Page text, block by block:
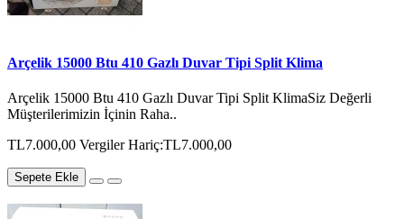
Arçelik 15000 Btu 410 Gazlı Duvar Tipi Split Klima
Arçelik 15000 Btu 410 Gazlı Duvar Tipi Split KlimaSiz Değerli
Müşterilerimizin İçinin Raha..
TL7.000,00 Vergiler Hariç:TL7.000,00
Sepete Ekle